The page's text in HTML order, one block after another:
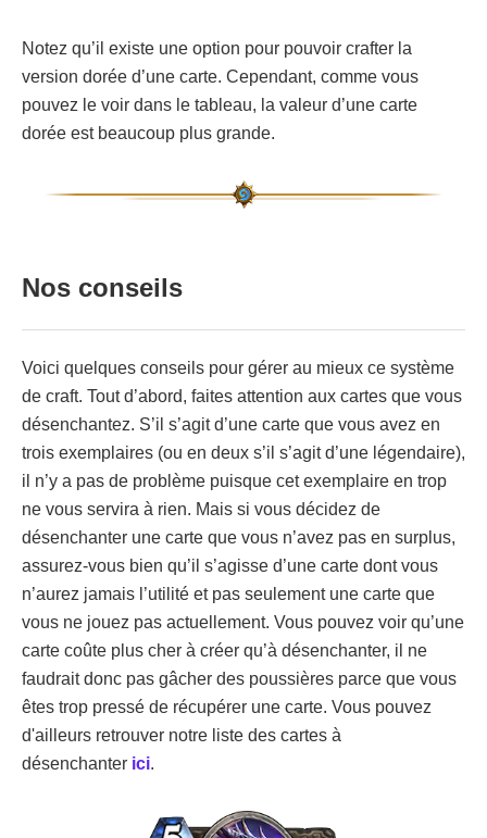
Notez qu’il existe une option pour pouvoir crafter la
version dorée d’une carte. Cependant, comme vous
pouvez le voir dans le tableau, la valeur d’une carte
dorée est beaucoup plus grande.
Nos conseils
Voici quelques conseils pour gérer au mieux ce système
de craft. Tout d’abord, faites attention aux cartes que vous
désenchantez. S’il s’agit d’une carte que vous avez en
trois exemplaires (ou en deux s’il s’agit d’une légendaire),
il n’y a pas de problème puisque cet exemplaire en trop
ne vous servira à rien. Mais si vous décidez de
désenchanter une carte que vous n’avez pas en surplus,
assurez-vous bien qu’il s’agisse d’une carte dont vous
n’aurez jamais l’utilité et pas seulement une carte que
vous ne jouez pas actuellement. Vous pouvez voir qu’une
carte coûte plus cher à créer qu’à désenchanter, il ne
faudrait donc pas gâcher des poussières parce que vous
êtes trop pressé de récupérer une carte. Vous pouvez
d'ailleurs retrouver notre liste des cartes à
désenchanter ici.